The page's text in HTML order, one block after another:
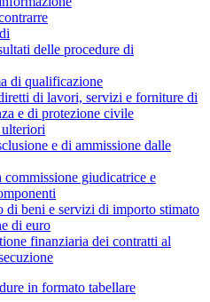
delle procedure di
di qualificazione
di lavori, servizi e forniture di
e di protezione civile
e di ammissione dalle
giudicatrice e
di beni e servizi di importo stimato
di euro
finanziaria dei contratti al
in formato tabellare